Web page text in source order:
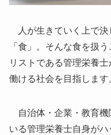
人が生きていく上で決
「食」。そんな食を扱
リストである管理栄養
働ける社会を目指します
自治体・企業・教育機
いる管理栄養士自身が